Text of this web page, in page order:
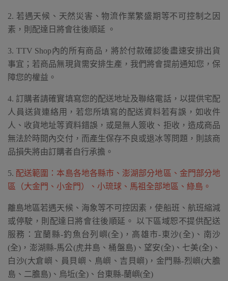
2. 若遇天候、天然災害、物流作業繁盛期等不可控制之因
素，則配達日將會往後順延 。
3. TTV Shop內的所有商品，將於付款確認後盡速安排出貨
事宜；若商品無現貨需安排生產，我們將會提前通知您，保
障您的權益。
4. 訂購者請確實填寫您的配送地址及聯絡電話，以提供宅配
人員送貨連絡用，若您所填寫的配送資料若有誤，如收件
人、收貨地址等資料錯誤，或是無人簽收、拒收，造成商品
無法於時間內交付，而產生保存不良或退冰等問題，則該商
品損失將由訂購者自行承擔。
5. 配送範圍：本島各地各縣市、澎湖部分地區、金門部分地
區（大金門、小金門）、小琉球、馬祖全部地區、綠島。
離島地區若遇天候、海象等不可控因素，使船班、航班縮減
或停駛，則配達日將會往後順延。 以下區域恕不提供配送
服務：宜蘭縣-釣魚台列嶼(全)，高雄市-東沙(全)、南沙
(全)，澎湖縣-馬公(虎井島、桶盤島)、望安(全)、七美(全)、
白沙(大倉嶼、員貝嶼、鳥嶼、吉貝嶼)，金門縣-烈嶼(大膽
島、二膽島)、烏坵(全)、台東縣-蘭嶼(全)